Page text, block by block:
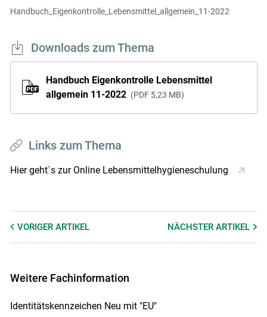
Handbuch_Eigenkontrolle_Lebensmittel_allgemein_11-2022
Downloads zum Thema
Handbuch Eigenkontrolle Lebensmittel
allgemein 11-2022
PDF 5,23 MB
Links zum Thema
Hier geht´s zur Online Lebensmittelhygieneschulung
VORIGER ARTIKEL NÄCHSTERARTIKEL
Weitere Fachinformation
Identitätskennzeichen Neu mit "EU"